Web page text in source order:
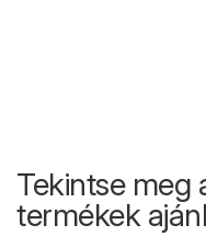
Tekintse meg
termékek